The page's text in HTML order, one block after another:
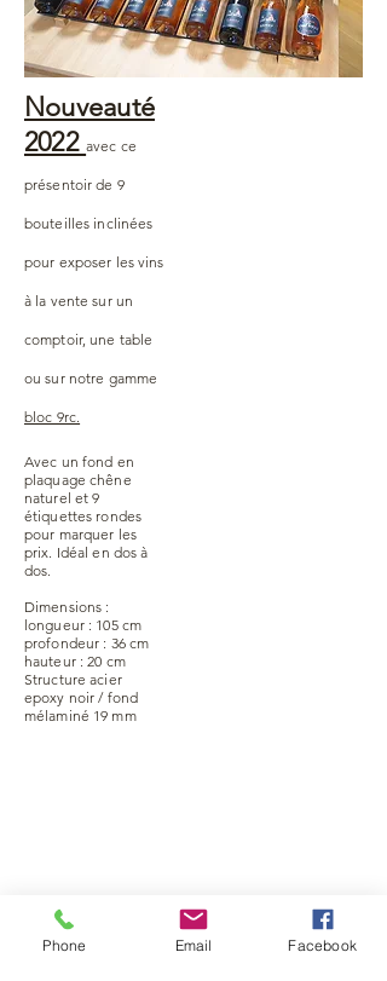
Nouveauté
2022avec ce
présentoir de 9
bouteilles inclinées
pour exposer les vins
à la vente sur un
comptoir, une table
ou sur notre gamme
bloc 9rc.
Avec un fond en
plaquage chêne
naturel et 9
étiquettes rondes
pour marquer les
prix. Idéal en dos à
dos.
Dimensions :
longueur : 105 cm
profondeur : 36 cm
hauteur : 20 cm
Structure acier
epoxy noir / fond
mélaminé 19 mm
Phone Email Facebook